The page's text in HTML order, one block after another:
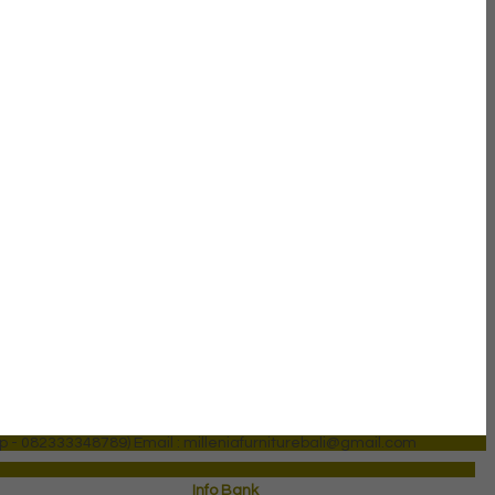
- 082333348789) Email : milleniafurniturebali@gmail.com
Info Bank